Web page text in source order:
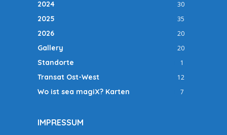
2024 30
2025 35
2026 20
Gallery 20
Standorte 1
Transat Ost-West 12
Wo ist sea magiX? Karten 7
IMPRESSUM